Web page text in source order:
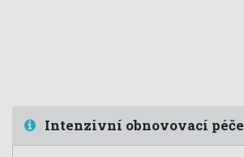
Intenzivní obnovovací péče